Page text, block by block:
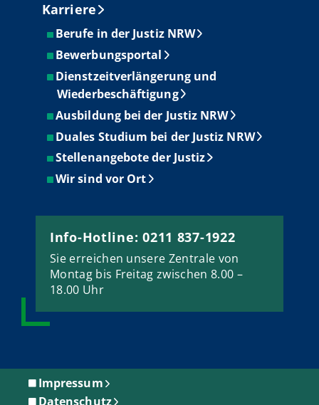
Karriere
Berufe in der Justiz NRW
Bewerbungsportal
Dienstzeitverlängerung und
Wiederbeschäftigung
Ausbildung bei der Justiz NRW
Duales Studium bei der Justiz NRW
Stellenangebote der Justiz
Wir sind vor Ort
Info-Hotline: 0211 837-1922
Sie erreichen unsere Zentrale von
Montag bis Freitag zwischen 8.00 –
18.00 Uhr
Impressum
Datenschutz